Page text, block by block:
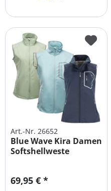
Art.-Nr. 26652
Blue Wave Kira Damen
Softshellweste
69,95 € *